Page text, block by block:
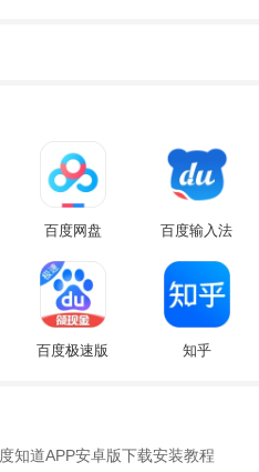
百度网盘 百度输入法
百度极速版 知乎
知道APP安卓版下载安装教程